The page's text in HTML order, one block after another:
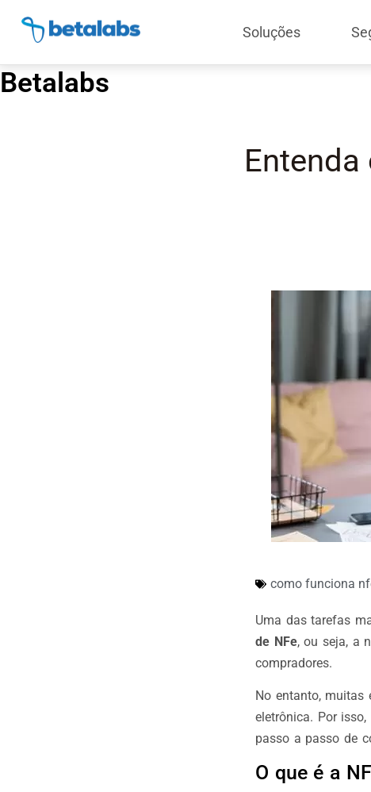
Soluções
Betalabs
como funciona
Uma das tarefas
de NFe, ou seja, a
compradores.
No entanto, muitas
eletrônica. Por
passo a passo de
O que é a